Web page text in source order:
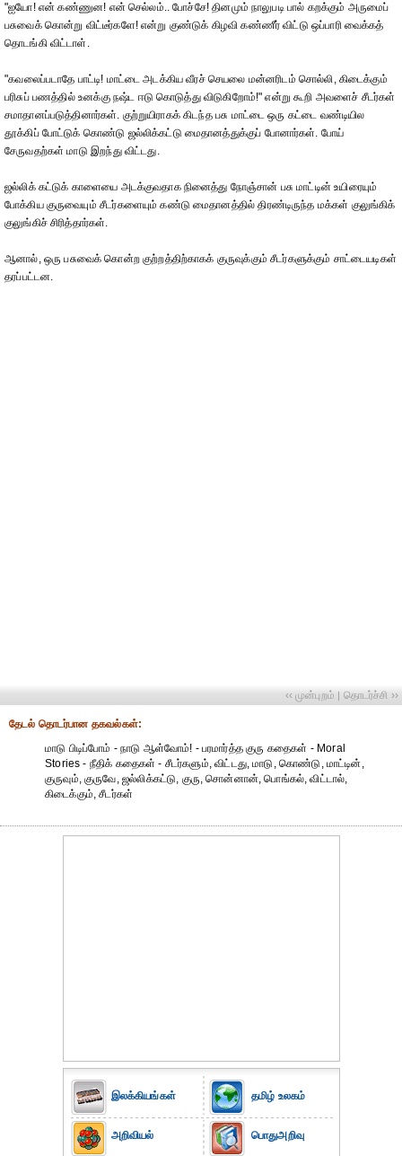
"ஐயோ! என் கண்ணுன! என் செல்லம்.. போச்சே! தினமும் நாலுபடி பால் கறக்கும் அருமைப்
பசுவைக் கொன்று விட்டீர்களே! என்று குண்டுக் கிழவி கண்ணீர் விட்டு ஒப்பாரி வைக்கத்
தொடங்கி விட்டாள்.
"கவலைப்படாதே பாட்டி! மாட்டை அடக்கிய வீரச் செயலை மன்னரிடம் சொல்லி, கிடைக்கும்
பரிசுப் பணத்தில் உனக்கு நஷ்ட ஈடு கொடுத்து விடுகிறோம்!" என்று கூறி அவளைச் சீடர்கள்
சமாதானப்படுத்தினார்கள். குற்றுயிராகக் கிடந்த பசு மாட்டை ஒரு கட்டை வண்டியில
தூக்கிப் போட்டுக் கொண்டு ஜல்லிக்கட்டு மைதானத்துக்குப் போனார்கள். போய்
சேருவதற்கள் மாடு இறந்து விட்டது.
ஜல்லிக் கட்டுக் காளையை அடக்குவதாக நினைத்து நோஞ்சான் பசு மாட்டின் உயிரையும்
போக்கிய குருவையும் சீடர்களையும் கண்டு மைதானத்தில் திரண்டிருந்த மக்கள் குலுங்கிக்
குலுங்கிச் சிரித்தார்கள்.
ஆனால், ஒரு பசுவைக் கொன்ற குற்றத்திற்காகக் குருவுக்கும் சீடர்களுக்கும் சாட்டையடிகள்
தரப்பட்டன.
‹‹ முன்புறம் | தொடர்ச்சி ››
தேட‌ல் தொட‌ர்பான தகவ‌ல்க‌ள்:
மாடு பிடிப்போம் - நாடு ஆள்வோம்! - பரமார்த்த குரு கதைகள் - Moral
Stories - நீதிக் கதைகள் - சீடர்களும், விட்டது, மாடு, கொண்டு, மாட்டின்,
குருவும், குருவே, ஜல்லிக்கட்டு, குரு, சொன்னான், பொங்கல், விட்டால்,
கிடைக்கும், சீடர்கள்
இலக்கியங்கள்
அறிவியல்
தமிழ் உலகம்
பொதுஅறிவு